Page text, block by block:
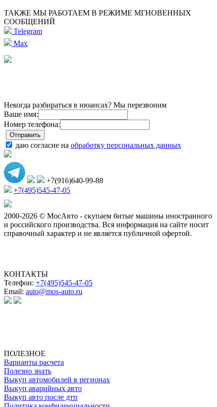
ТАКЖЕ МЫ РАБОТАЕМ В РЕЖИМЕ МГНОВЕННЫХ
СООБЩЕНИЙ
Telegram
Max
Некогда разбираться в нюансах? Мы перезвоним
Ваше имя:
Номер телефона:
даю согласие на обработку персональных данных
+7(916)640-99-88
+7(495)545-47-05
2000-2026 © МосАвто - скупаем битые машины иностранного
и российского производства. Вся информация на сайте носит
справочный характер и не является публичной офертой.
КОНТАКТЫ
Телефон: +7(495)545-47-05
Email: auto@mos-auto.ru
ПОЛЕЗНОЕ
Варианты расчета
Полезно знать
Выкуп автомобилей в регионах
Выкуп аварийных авто
Выкуп авто после дтп